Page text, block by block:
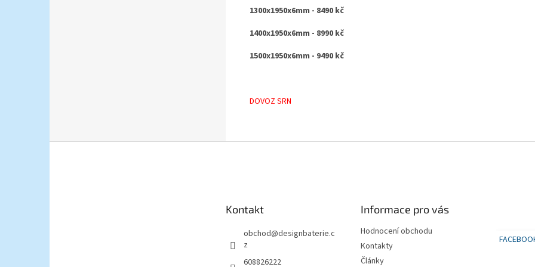
1300x1950x6mm - 8490 kč
1400x1950x6mm - 8990 kč
1500x1950x6mm - 9490 kč
DOVOZ SRN
Kontakt
obchod@designbaterie.c
z
608826222
Informace pro vás
Hodnocení obchodu
Kontakty
Články